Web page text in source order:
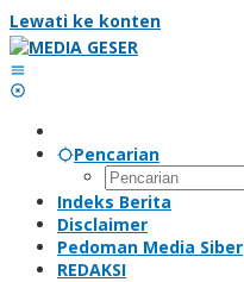
Lewati ke konten
Pencarian
Indeks Berita
Disclaimer
Pedoman Media Siber
REDAKSI